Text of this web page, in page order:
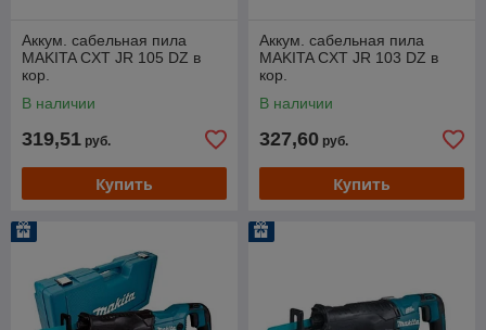
Аккум. сабельная пила
MAKITA CXT JR 105 DZ в
кор.
В наличии
319,51 руб.
Купить
Аккум. сабельная пила
MAKITA CXT JR 103 DZ в
кор.
В наличии
327,60 руб.
Купить